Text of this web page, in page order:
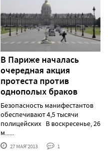
В Париже началась
очередная акция
протеста против
однополых браков
Безопасность манифестантов
обеспечивают 4,5 тысячи
полицейских В воскресенье, 26
м......
27 МАЯ'2013 1